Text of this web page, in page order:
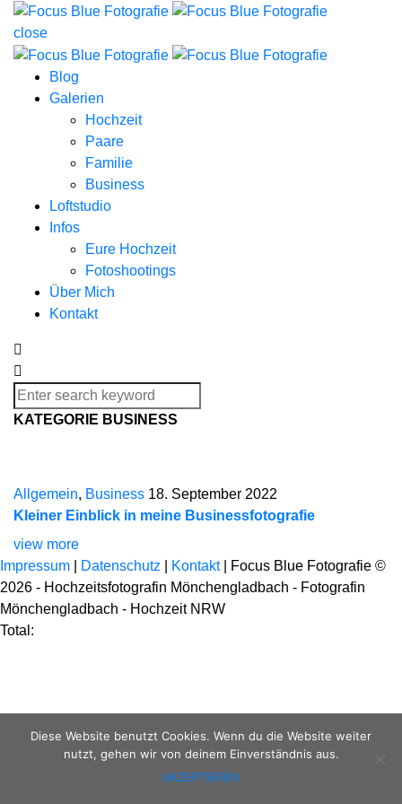
close
Blog
Galerien
Hochzeit
Paare
Familie
Business
Loftstudio
Infos
Eure Hochzeit
Fotoshootings
Über Mich
Kontakt
KATEGORIE BUSINESS
Allgemein, Business 18. September 2022
Kleiner Einblick in meine Businessfotografie
view more
Impressum
Datenschutz Kontakt| Focus Blue Fotografie ©
2026 - Hochzeitsfotografin Mönchengladbach - Fotografin
Mönchengladbach - Hochzeit NRW
Total:
Diese Website benutzt Cookies. Wenn du die Website weiter
nutzt, gehen wir von deinem Einverständnis aus.
AKZEPTIEREN